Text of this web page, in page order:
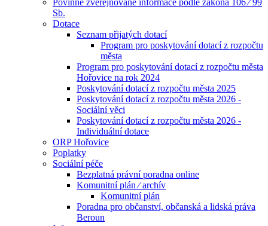
Povinně zveřejňované informace podle zákona 106 ⁄ 99
Sb.
Dotace
Seznam přijatých dotací
Program pro poskytování dotací z rozpočtu
města
Program pro poskytování dotací z rozpočtu města
Hořovice na rok 2024
Poskytování dotací z rozpočtu města 2025
Poskytování dotací z rozpočtu města 2026 -
Sociální věci
Poskytování dotací z rozpočtu města 2026 -
Individuální dotace
ORP Hořovice
Poplatky
Sociální péče
Bezplatná právní poradna online
Komunitní plán ⁄ archív
Komunitní plán
Poradna pro občanství, občanská a lidská práva
Beroun